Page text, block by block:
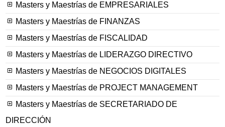
Masters y Maestrías de EMPRESARIALES
Masters y Maestrías de FINANZAS
Masters y Maestrías de FISCALIDAD
Masters y Maestrías de LIDERAZGO DIRECTIVO
Masters y Maestrías de NEGOCIOS DIGITALES
Masters y Maestrías de PROJECT MANAGEMENT
Masters y Maestrías de SECRETARIADO DE
DIRECCIÓN